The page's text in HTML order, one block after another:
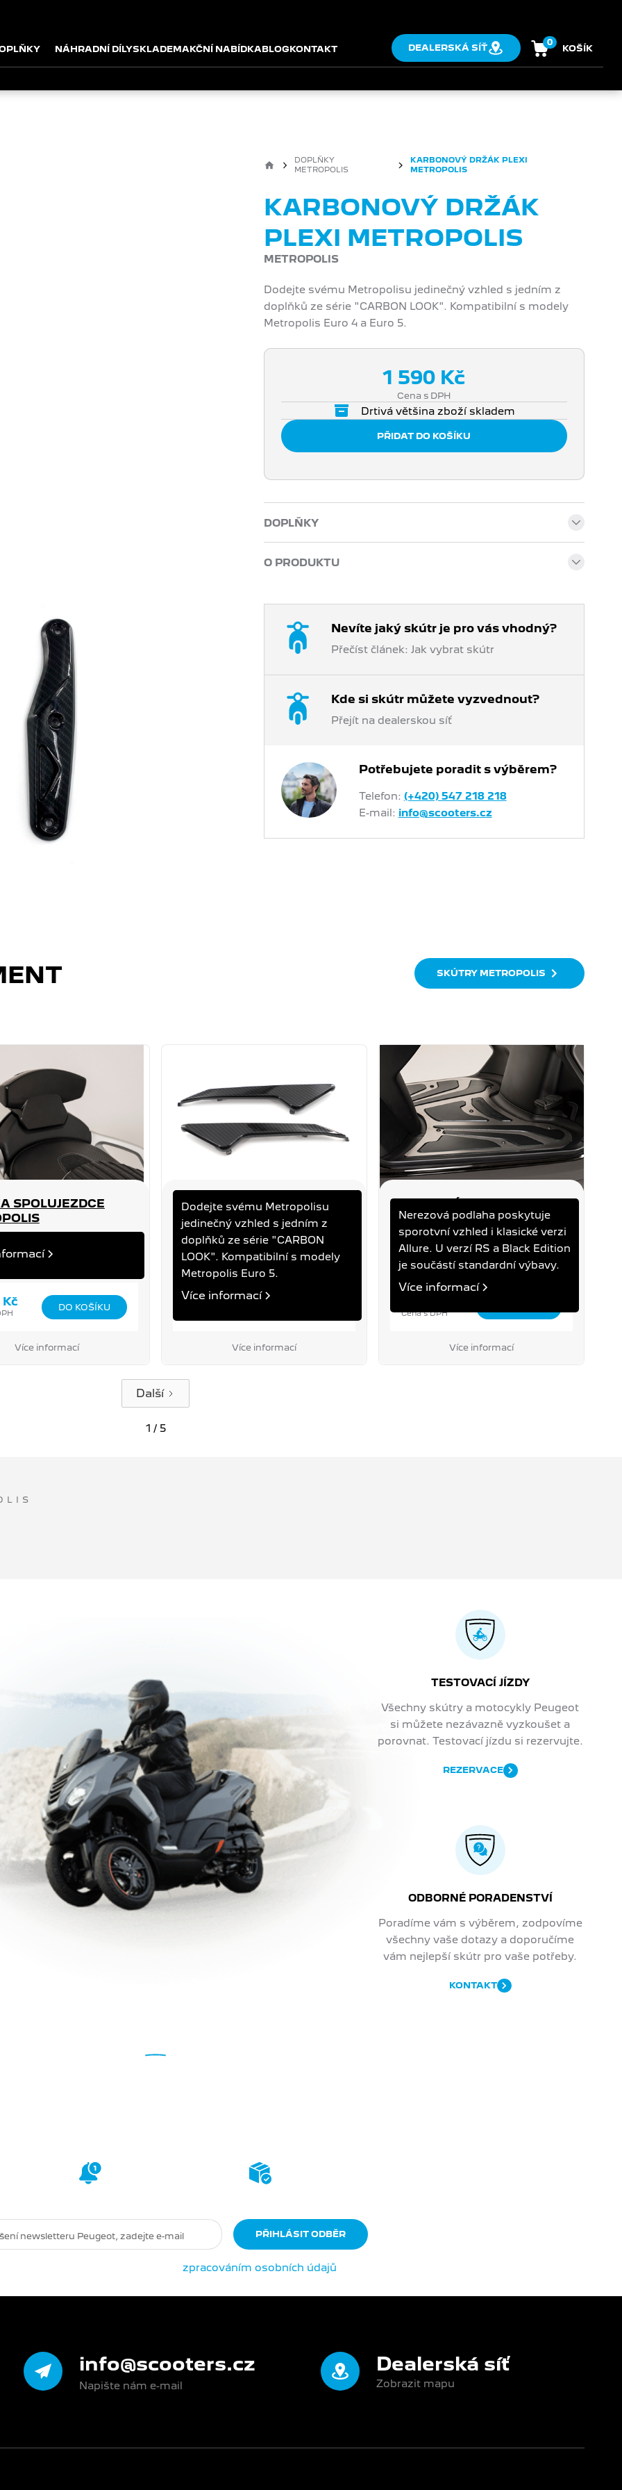
NÁHRADNÍ DÍLYSKLADEMAKČNÍ NABÍDKABLOGKONTAKT DEALERSKÁ SÍŤ
0
KOŠÍK
DOPLŇKY
METROPOLIS
KARBONOVÝ DRŽÁK PLEXI
METROPOLIS
KARBONOVÝ DRŽÁK
PLEXI METROPOLIS
METROPOLIS
Dodejte svému Metropolisu jedinečný vzhled s jedním z
doplňků ze série "CARBON LOOK". Kompatibilní s modely
Metropolis Euro 4 a Euro 5.
1 590 Kč
Cena s DPH
Drtivá většina zboží skladem
DOPLŇKY
O PRODUKTU
Nevíte jaký skútr je pro vás vhodný?
Přečíst článek: Jak vybrat skútr
Kde si skútr můžete vyzvednout?
Přejít na dealerskou síť
Potřebujete poradit s výběrem?
Telefon: (+420) 547 218 218
E-mail: info@scooters.cz
SKÚTRY METROPOLIS
SPOLUJEZDCE
Kč
Více informací
KARBONOVÁ PŘEDNÍ
KRYTKA METROPOLIS
METROPOLIS
Dodejte svému Metropolisu
jedinečný vzhled s jedním z
doplňků ze série "CARBON
LOOK". Kompatibilní s modely
Metropolis Euro 5.
Více informací
1 690 Kč
Více informací
NEREZOVÁ PODLAHA
METROPOLIS
METROPOLIS
Nerezová podlaha poskytuje
sporotvní vzhled i klasické verzi
Allure. U verzí RS a Black Edition
je součástí standardní výbavy.
Více informací
Cena s DPH
Více informací
Další
1 / 5
TESTOVACÍ JÍZDY
Všechny skútry a motocykly Peugeot
si můžete nezávazně vyzkoušet a
porovnat. Testovací jízdu si rezervujte.
REZERVACE
ODBORNÉ PORADENSTVÍ
Poradíme vám s výběrem, zodpovíme
všechny vaše dotazy a doporučíme
vám nejlepší skútr pro vaše potřeby.
KONTAKT
zpracováním osobních údajů
info@scooters.cz
Napište nám e-mail
Dealerská síť
Zobrazit mapu